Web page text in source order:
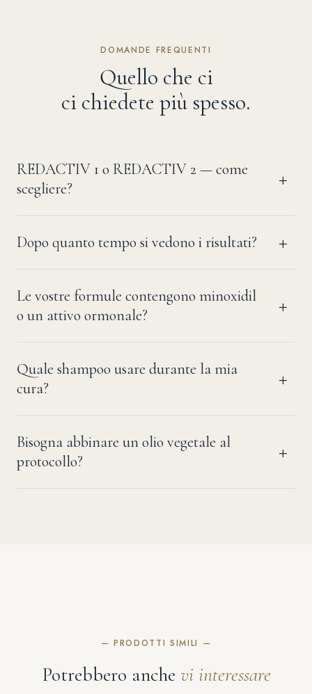
DOMANDE FREQUENTI
Quello che ci
ci chiedete più spesso.
REDACTIV 1 o REDACTIV 2 — come
scegliere?
Dopo quanto tempo si vedono i risultati?
Le vostre formule contengono minoxidil
o un attivo ormonale?
Quale shampoo usare durante la mia
cura?
Bisogna abbinare un olio vegetale al
protocollo?
— PRODOTTI SIMILI —
Potrebbero anche vi interessare